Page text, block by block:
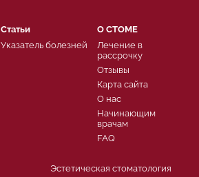
Эстетическая стоматология
О СТОМЕ
Лечение в
рассрочку
Отзывы
Карта сайта
О нас
Начинающим
врачам
FAQ
Статьи
Указатель болезней